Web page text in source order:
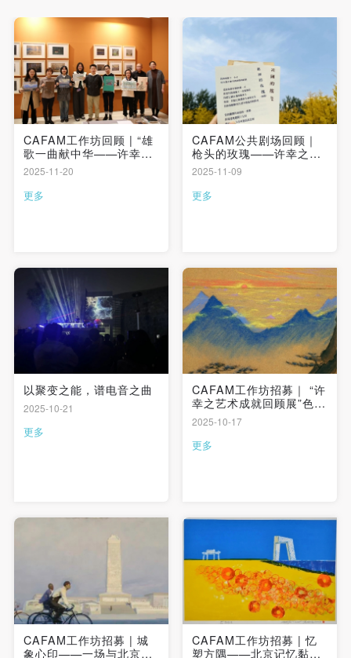
CAFAM工作坊回顾 | “雄
歌一曲献中华——许幸之
艺术成就回顾展”系列公教
活动
2025-11-20
更多
CAFAM公共剧场回顾｜
枪头的玫瑰——许幸之与
他的时代诗歌剧场
2025-11-09
更多
以聚变之能，谱电音之曲
2025-10-21
更多
CAFAM工作坊招募｜ “许
幸之艺术成就回顾展”色粉
绘画体验
2025-10-17
更多
CAFAM工作坊招募 | 城
象心印——一场与北京记
CAFAM工作坊招募 | 忆
塑方隅——北京记忆黏土
帐号密码登录
发送验证码
手机号码将作为您的登录账号
可使用雅昌艺术网会员账户登录